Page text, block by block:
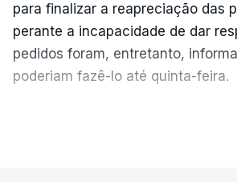
para finalizar a reapreciação das
perante a incapacidade de dar
pedidos foram, entretanto,
poderiam fazê-lo até quinta-feira.